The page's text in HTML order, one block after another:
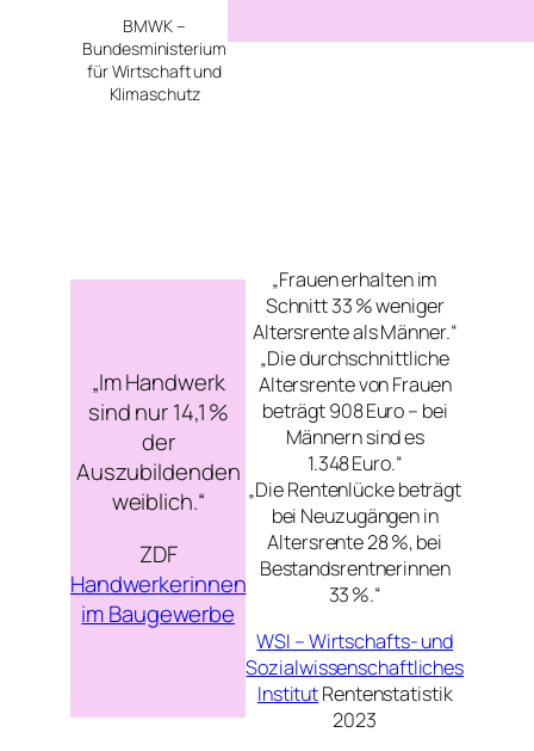
BMWK –
Bundesministerium
für Wirtschaft und
Klimaschutz
„Im Handwerk
sind nur 14,1 %
der
Auszubildenden
weiblich.“
ZDF
Handwerkerinnen
im Baugewerbe
„Frauen erhalten im
Schnitt 33 % weniger
Altersrente als Männer.“
„Die durchschnittliche
Altersrente von Frauen
beträgt 908 Euro – bei
Männern sind es
1.348 Euro.“
„Die Rentenlücke beträgt
bei Neuzugängen in
Altersrente 28 %, bei
Bestandsrentnerinnen
33 %.“
WSI – Wirtschafts- und
Sozialwissenschaftliches
InstitutRentenstatistik
2023